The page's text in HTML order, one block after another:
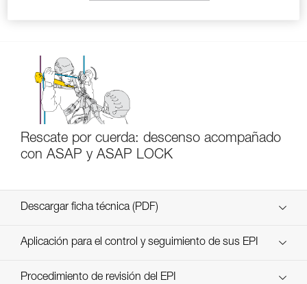
Rescate por cuerda: descenso acompañado
con ASAP y ASAP LOCK
Descargar ficha técnica (PDF)
Technical Notice
Aplicación para el control y seguimiento de sus EPI
descubra ePPEcentre
Procedimiento de revisión del EPI